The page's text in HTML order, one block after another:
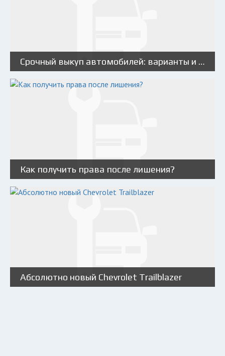
Срочный выкуп автомобилей: варианты и подробности
Как получить права после лишения?
Абсолютно новый Chevrolet Trailblazer